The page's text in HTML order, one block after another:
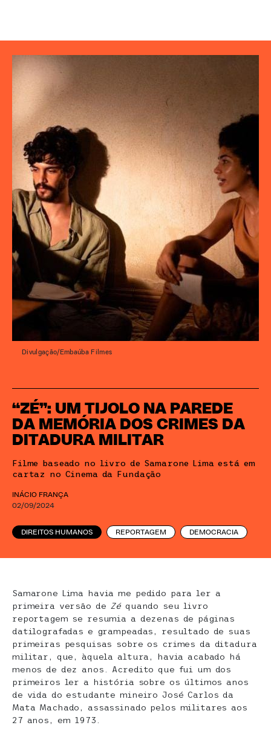
“ZÉ”: UM TIJOLO NA PAREDE
DA MEMÓRIA DOS CRIMES DA
DITADURA MILITAR
Filme baseado no livro de Samarone Lima está em
cartaz no Cinema da Fundação
INÁCIO FRANÇA
02/09/2024
DIREITOS HUMANOS REPORTAGEM DEMOCRACIA
Divulgação/Embaúba Filmes
Samarone Lima havia me pedido para ler a
primeira versão de Zé quando seu livro
reportagem se resumia a dezenas de páginas
datilografadas e grampeadas, resultado de suas
primeiras pesquisas sobre os crimes da ditadura
militar, que, àquela altura, havia acabado há
menos de dez anos. Acredito que fui um dos
primeiros ler a história sobre os últimos anos
de vida do estudante mineiro José Carlos da
Mata Machado, assassinado pelos militares aos
27 anos, em 1973.